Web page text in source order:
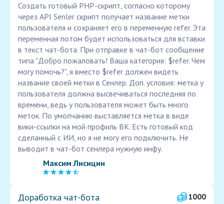
Создать готовый PHP-скрипт, согласно которому
через API Senler скрипт получает название метки
пользователя и сохраняет его в переменную refer. Эта
переменная потом будет использоваться для вставки
в текст чат-бота. При отправке в чат-бот сообщение
типа "Добро пожаловать! Ваша категория: $refer. Чем
могу помочь?", я вместо $refer должен видеть
название своей метки в Сенлер. Доп. условия: метка у
пользователя должна высвечиваться последняя по
времени, ведь у пользователя может быть много
меток. По умолчанию выставляется метка в виде
вики-ссылки на мой профиль ВК. Есть готовый код
сделанный с ИИ, но я не могу его подключить. Не
выводит в чат-бот сенлера нужную инфу.
Максим Лисицин
Доработка чат-бота
1000